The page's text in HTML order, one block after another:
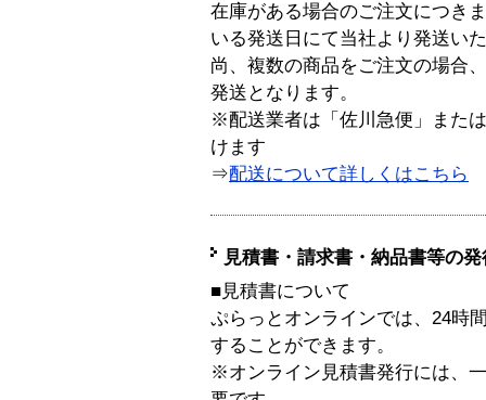
在庫がある場合のご注文につき
いる発送日にて当社より発送い
尚、複数の商品をご注文の場合
発送となります。
※配送業者は「佐川急便」また
けます
⇒配送について詳しくはこちら
見積書・請求書・納品書等の
■見積書について
ぷらっとオンラインでは、24時
することができます。
※オンライン見積書発行には、